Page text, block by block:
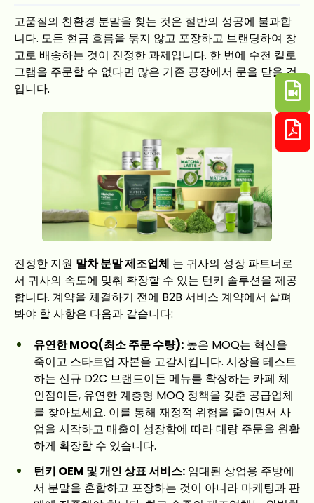
고품질의 친환경 분말을 찾는 것은 절반의 성공에 불과합
니다. 모든 현금 흐름을 묶지 않고 포장하고 브랜딩하여 창
고로 배송하는 것이 진정한 과제입니다. 한 번에 수천 킬로
그램을 주문할 수 없다면 많은 기존 공장에서 문을 닫을 것
입니다.
진정한 지원 말차 분말 제조업체 는 귀사의 성장 파트너로
서 귀사의 속도에 맞춰 확장할 수 있는 턴키 솔루션을 제공
합니다. 계약을 체결하기 전에 B2B 서비스 계약에서 살펴
봐야 할 사항은 다음과 같습니다:
유연한 MOQ(최소 주문 수량): 높은 MOQ는 혁신을
죽이고 스타트업 자본을 고갈시킵니다. 시장을 테스트
하는 신규 D2C 브랜드이든 메뉴를 확장하는 카페 체
인점이든, 유연한 계층형 MOQ 정책을 갖춘 공급업체
를 찾아보세요. 이를 통해 재정적 위험을 줄이면서 사
업을 시작하고 매출이 성장함에 따라 대량 주문을 원활
하게 확장할 수 있습니다.
턴키 OEM 및 개인 상표 서비스: 임대된 상업용 주방에
서 분말을 혼합하고 포장하는 것이 아니라 마케팅과 판